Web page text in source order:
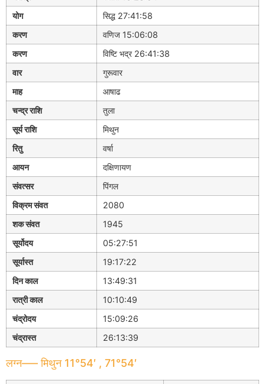
योग
सिद्ध 27:41:58
करण
वणिज 15:06:08
करण
विष्टि भद्र 26:41:38
वार
गुरूवार
माह
आषाढ
चन्द्र राशि
तुला
सूर्य राशि
मिथुन
रितु
वर्षा
आयन
दक्षिणायण
संवत्सर
पिंगल
विक्रम संवत
2080
शक संवत
1945
सूर्योदय
05:27:51
सूर्यास्त
19:17:22
दिन काल
13:49:31
रात्री काल
10:10:49
चंद्रोदय
15:09:26
चंद्रास्त
26:13:39
लग्न—– मिथुन 11°54′ , 71°54′